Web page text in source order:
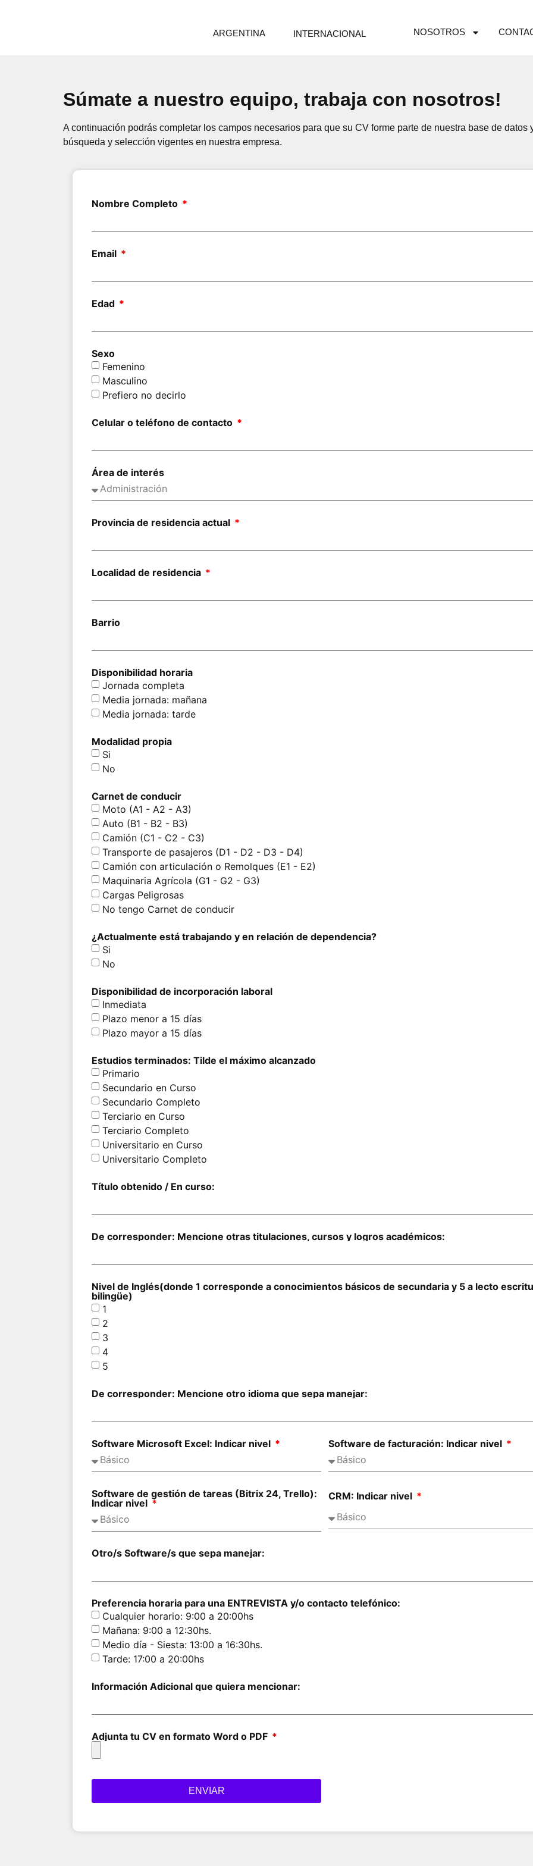
ARGENTINA INTERNACIONAL NOSOTROS
Súmate a nuestro equipo, trabaja con nosotros!
A continuación podrás completar los campos necesarios para que su CV forme parte de nuestra base de datos
búsqueda y selección vigentes en nuestra empresa.
Nombre Completo
Email
Edad
Sexo
Femenino
Masculino
Prefiero no decirlo
Celular o teléfono de contacto
Área de interés
Provincia de residencia actual
Localidad de residencia
Barrio
Disponibilidad horaria
Jornada completa
Media jornada: mañana
Media jornada: tarde
Modalidad propia
Si
No
Carnet de conducir
Moto (A1 - A2 - A3)
Auto (B1 - B2 - B3)
Camión (C1 - C2 - C3)
Transporte de pasajeros (D1 - D2 - D3 - D4)
Camión con articulación o Remolques (E1 - E2)
Maquinaria Agrícola (G1 - G2 - G3)
Cargas Peligrosas
No tengo Carnet de conducir
¿Actualmente está trabajando y en relación de dependencia?
Si
No
Disponibilidad de incorporación laboral
Inmediata
Plazo menor a 15 días
Plazo mayor a 15 días
Estudios terminados: Tilde el máximo alcanzado
Primario
Secundario en Curso
Secundario Completo
Terciario en Curso
Terciario Completo
Universitario en Curso
Universitario Completo
Título obtenido / En curso:
De corresponder: Mencione otras titulaciones, cursos y logros académicos:
Nivel de Inglés(donde 1 corresponde a conocimientos básicos de secundaria y 5 a lecto
bilingüe)
1
2
3
4
5
De corresponder: Mencione otro idioma que sepa manejar:
Software Microsoft Excel: Indicar nivel Software de facturación: Indicar nivel
Software de gestión de tareas (Bitrix 24, Trello):
Indicar nivel
CRM: Indicar nivel
Otro/s Software/s que sepa manejar:
Preferencia horaria para una ENTREVISTA y/o contacto telefónico:
Cualquier horario: 9:00 a 20:00hs
Mañana: 9:00 a 12:30hs.
Medio día - Siesta: 13:00 a 16:30hs.
Tarde: 17:00 a 20:00hs
Información Adicional que quiera mencionar:
Adjunta tu CV en formato Word o PDF
ENVIAR